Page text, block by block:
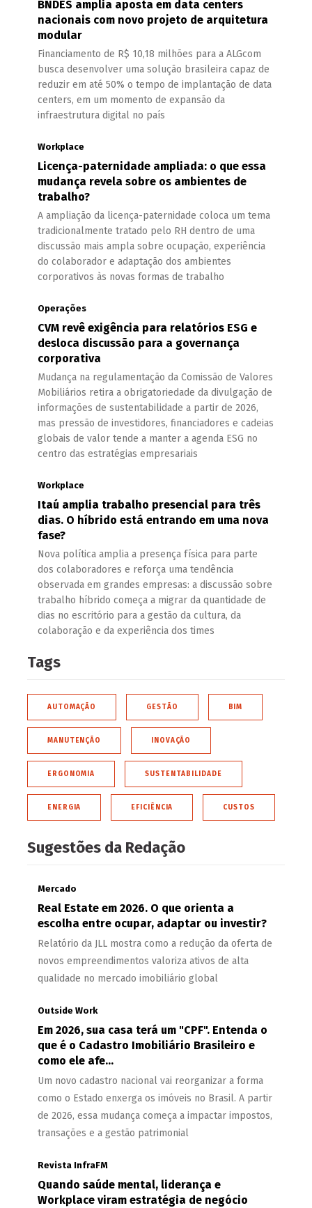
BNDES amplia aposta em data centers
nacionais com novo projeto de arquitetura
modular
Financiamento de R$ 10,18 milhões para a ALGcom
busca desenvolver uma solução brasileira capaz de
reduzir em até 50% o tempo de implantação de data
centers, em um momento de expansão da
infraestrutura digital no país
Workplace
Licença-paternidade ampliada: o que essa
mudança revela sobre os ambientes de
trabalho?
A ampliação da licença-paternidade coloca um tema
tradicionalmente tratado pelo RH dentro de uma
discussão mais ampla sobre ocupação, experiência
do colaborador e adaptação dos ambientes
corporativos às novas formas de trabalho
Operações
CVM revê exigência para relatórios ESG e
desloca discussão para a governança
corporativa
Mudança na regulamentação da Comissão de Valores
Mobiliários retira a obrigatoriedade da divulgação de
informações de sustentabilidade a partir de 2026,
mas pressão de investidores, financiadores e cadeias
globais de valor tende a manter a agenda ESG no
centro das estratégias empresariais
Workplace
Itaú amplia trabalho presencial para três
dias. O híbrido está entrando em uma nova
fase?
Nova política amplia a presença física para parte
dos colaboradores e reforça uma tendência
observada em grandes empresas: a discussão sobre
trabalho híbrido começa a migrar da quantidade de
dias no escritório para a gestão da cultura, da
colaboração e da experiência dos times
Tags
AUTOMAÇÃO GESTÃO BIM
MANUTENÇÃO INOVAÇÃO
ERGONOMIA SUSTENTABILIDADE
ENERGIA EFICIÊNCIA CUSTOS
Sugestões da Redação
Mercado
Real Estate em 2026. O que orienta a
escolha entre ocupar, adaptar ou investir?
Relatório da JLL mostra como a redução da oferta de
novos empreendimentos valoriza ativos de alta
qualidade no mercado imobiliário global
Outside Work
Em 2026, sua casa terá um "CPF". Entenda o
que é o Cadastro Imobiliário Brasileiro e
como ele afe...
Um novo cadastro nacional vai reorganizar a forma
como o Estado enxerga os imóveis no Brasil. A partir
de 2026, essa mudança começa a impactar impostos,
transações e a gestão patrimonial
Revista InfraFM
Quando saúde mental, liderança e
Workplace viram estratégia de negócio